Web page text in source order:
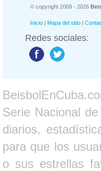
© copyright 2009 - 2026
Inicio | Mapa del sitio |
Redes sociales:
Serie Nacional
diarios,
para que los
o sus estrellas